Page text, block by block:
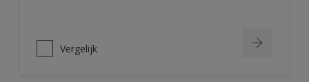
Vergelijk